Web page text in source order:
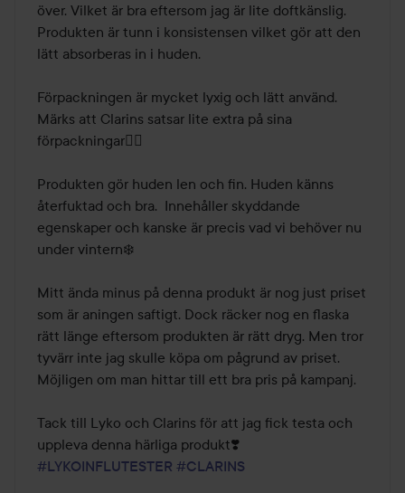
över. Vilket är bra eftersom jag är lite doftkänslig.
Produkten är tunn i konsistensen vilket gör att den
lätt absorberas in i huden.
Förpackningen är mycket lyxig och lätt använd.
Märks att Clarins satsar lite extra på sina
förpackningar👍🏼
Produkten gör huden len och fin. Huden känns
återfuktad och bra.  Innehåller skyddande
egenskaper och kanske är precis vad vi behöver nu
under vintern❄️
Mitt ända minus på denna produkt är nog just priset
som är aningen saftigt. Dock räcker nog en flaska
rätt länge eftersom produkten är rätt dryg. Men tror
tyvärr inte jag skulle köpa om pågrund av priset.
Möjligen om man hittar till ett bra pris på kampanj.
Tack till Lyko och Clarins för att jag fick testa och
#LYKOINFLUTESTER #CLARINS